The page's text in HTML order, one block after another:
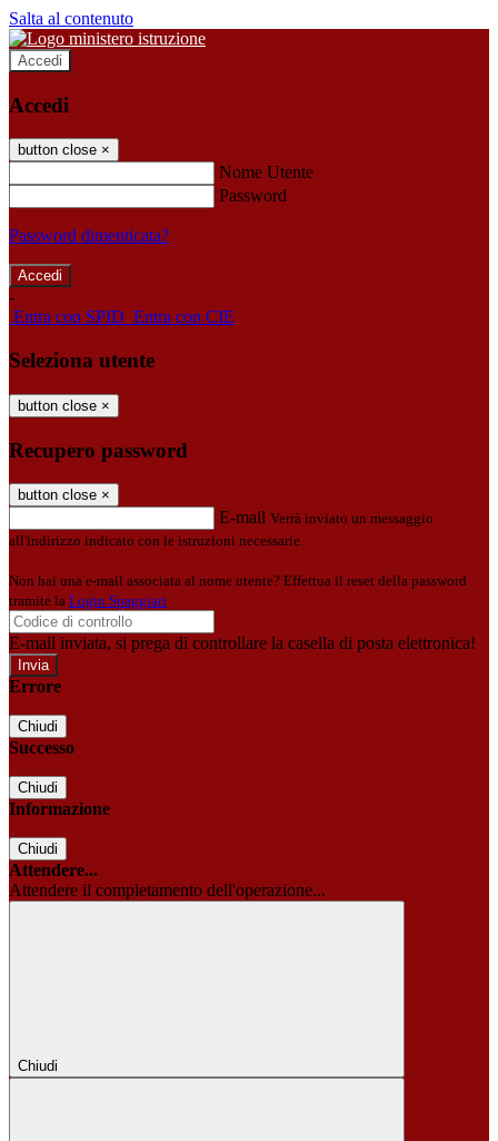
Salta al contenuto
Accedi
Accedi
button close ×
Nome Utente
Password
Password dimenticata?
-
Entra con SPID Entra con CIE
Seleziona utente
button close ×
Recupero password
button close ×
E-mail Verrà inviato un messaggio
all'indirizzo indicato con le istruzioni necessarie.
Non hai una e-mail associata al nome utente? Effettua il reset della password
tramite la Login Spaggiari
E-mail inviata, si prega di controllare la casella di posta elettronica!
Errore
Chiudi
Successo
Chiudi
Informazione
Chiudi
Attendere...
Attendere il completamento dell'operazione...
Chiudi